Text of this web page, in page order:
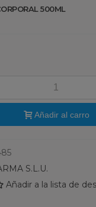
500ML
Añadir al carro
S.L.U.
Añadir a la lista de